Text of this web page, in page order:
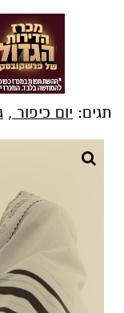
תגים: יום כיפור ,